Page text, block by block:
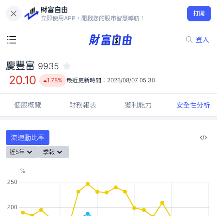
財富自由
立即使用APP，開啟您的股市智慧導航！
打開
登入
20.10
1.78%
慶豐富 9935
20.10 1.78% 最近更新時間： 2026/08/07 05:30
個股概覽 財務報表 獲利能力 安全性分析
流速動比率
近5年 季報